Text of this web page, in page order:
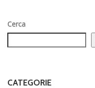
Cerca
CATEGORIE